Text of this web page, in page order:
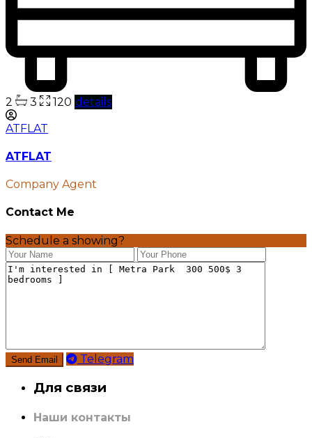
2 3 120 details
ATFLAT
ATFLAT
Company Agent
Contact Me
Schedule a showing?
Telegram
Для связи
Наши контакты